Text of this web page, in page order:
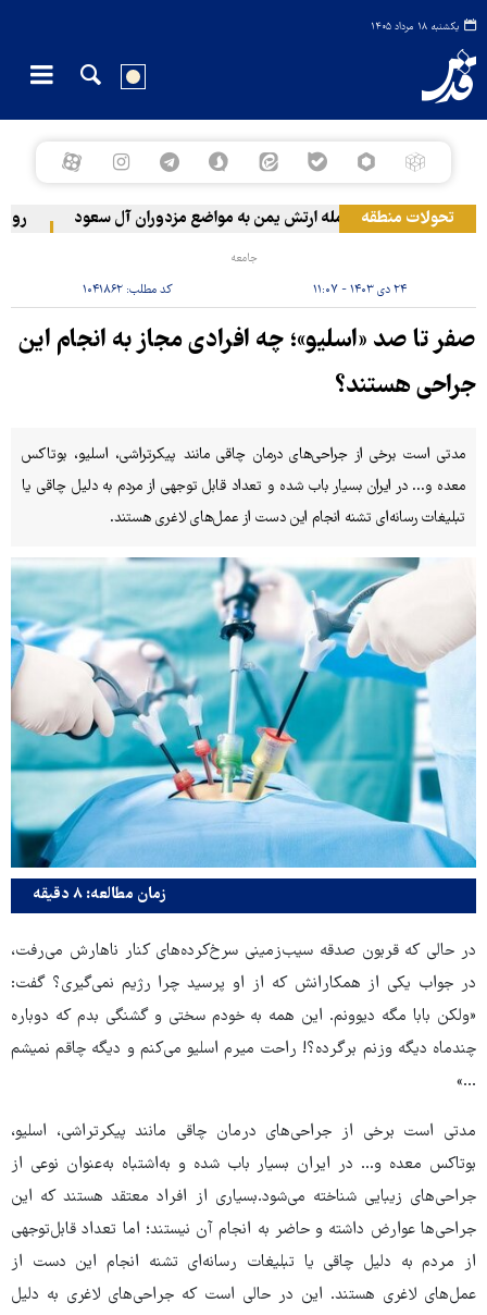
یکشنبه ۱۸ مرداد ۱۴۰۵
تحولات منطقهحمله ارتش یمن به مواضع مزدوران آل سعود رویترز: عربستان ۸۶ درصد از
جامعه
۲۴ دی ۱۴۰۳ - ۱۱:۰۷ کد مطلب:۱۰۴۱۸۶۲
صفر تا صد «اسلیو»؛ چه افرادی مجاز به انجام این
جراحی هستند؟
مدتی است برخی از جراحی‌های درمان چاقی مانند پیکرتراشی، اسلیو، بوتاکس
معده و... در ایران بسیار باب شده و تعداد قابل توجهی از مردم به دلیل چاقی یا
تبلیغات رسانه‌ای تشنه انجام این دست از عمل‌های لاغری هستند.
زمان مطالعه: ۸ دقیقه
در حالی که قربون صدقه سیب‌زمینی‌ سرخ‌کرده‌های کنار ناهارش می‌رفت،
در جواب یکی از همکارانش که از او پرسید چرا رژیم نمی‌گیری؟ گفت:
«ولکن بابا مگه دیوونم. این همه به خودم سختی و گشنگی بدم که دوباره
چندماه دیگه وزنم برگرده؟! راحت میرم اسلیو می‌کنم و دیگه چاقم نمیشم
...»
مدتی است برخی از جراحی‌های درمان چاقی مانند پیکرتراشی، اسلیو،
بوتاکس معده و... در ایران بسیار باب شده و به‌اشتباه به‌عنوان نوعی از
جراحی‌های زیبایی شناخته می‌شود.بسیاری از افراد معتقد هستند که این
جراحی‌ها عوارض داشته و حاضر به انجام آن نیستند؛ اما تعداد قابل‌توجهی
از مردم به دلیل چاقی یا تبلیغات رسانه‌ای تشنه انجام این دست از
عمل‌های لاغری هستند. این در حالی است که جراحی‌های لاغری به دلیل